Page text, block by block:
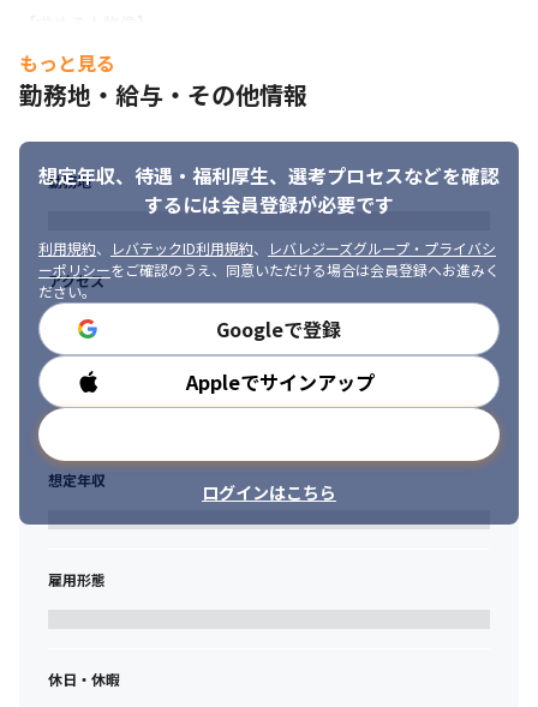
可能にする仕組み）として、pub/sub基盤やサービス間のevent
drivenな自動化を実現する基盤などを開発しています。システム
の高いスケーラビリティと信頼性を確保するための最大の挑戦の
一つであり、高スループットと低レイテンシーの両立が重要とな
ります。
・より大規模なデータ・負荷に耐え得るシステムアーキテクチャ
に大量のデータや高い負荷がかかる状況にも対応できるような、
強固でスケーラブルなシステムアーキテクチャを構築することが
継続的な目標です。システムの持続可能性と将来性を担保するた
めの戦略的な取組みとなります。
・プロダクトに統合されたAIエージェントの開発を加速する基盤
構築
AIエージェントのプロダクト組み込みが重要となる中で、その開
発を強力に支援できる仕組みの構築を目指しています。各プロダ
クトのAPIを整備し、AIエージェントが各プロダクトのデータを安
全に、かつ自律的に利用できる環境の整備などを含め、次の主力
AIプロダクトを生み出す基盤をつくる取組みとなります。
くことに興味があり、一緒に世の中を変えていきたいと思う方
・自分自身でコードを書き開発をしていく意欲
たい
・複数プロダクトをまたぐ広い視野を持ってアーキテクチャデザ
もっと見る
勤務地・給与・その他情報
想定年収、待遇・福利厚生、 選考プロセスなどを確認
するには会員登録が必要です
利用規約、 レバテックID利用規約、
レバレジーズグループ・プライバシ
ーポリシーをご確認のうえ、同意いただける場合は会員登録へお進みく
ださい。
Googleで登録
Appleでサインアップ
ログインはこちら
勤務地
アクセス
勤務時間
想定年収
雇用形態
休日・休暇